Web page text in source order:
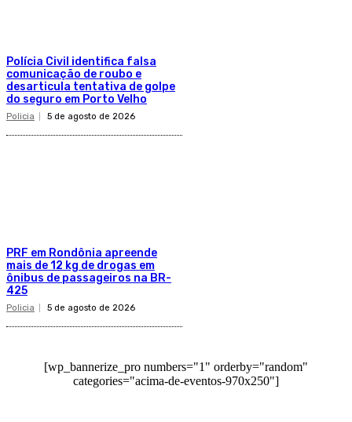
Polícia Civil identifica falsa
comunicação de roubo e
desarticula tentativa de golpe
do seguro em Porto Velho
Policia 5 de agosto de 2026
PRF em Rondônia apreende
mais de 12 kg de drogas em
ônibus de passageiros na BR-
425
Policia 5 de agosto de 2026
[wp_bannerize_pro numbers="1" orderby="random"
categories="acima-de-eventos-970x250"]